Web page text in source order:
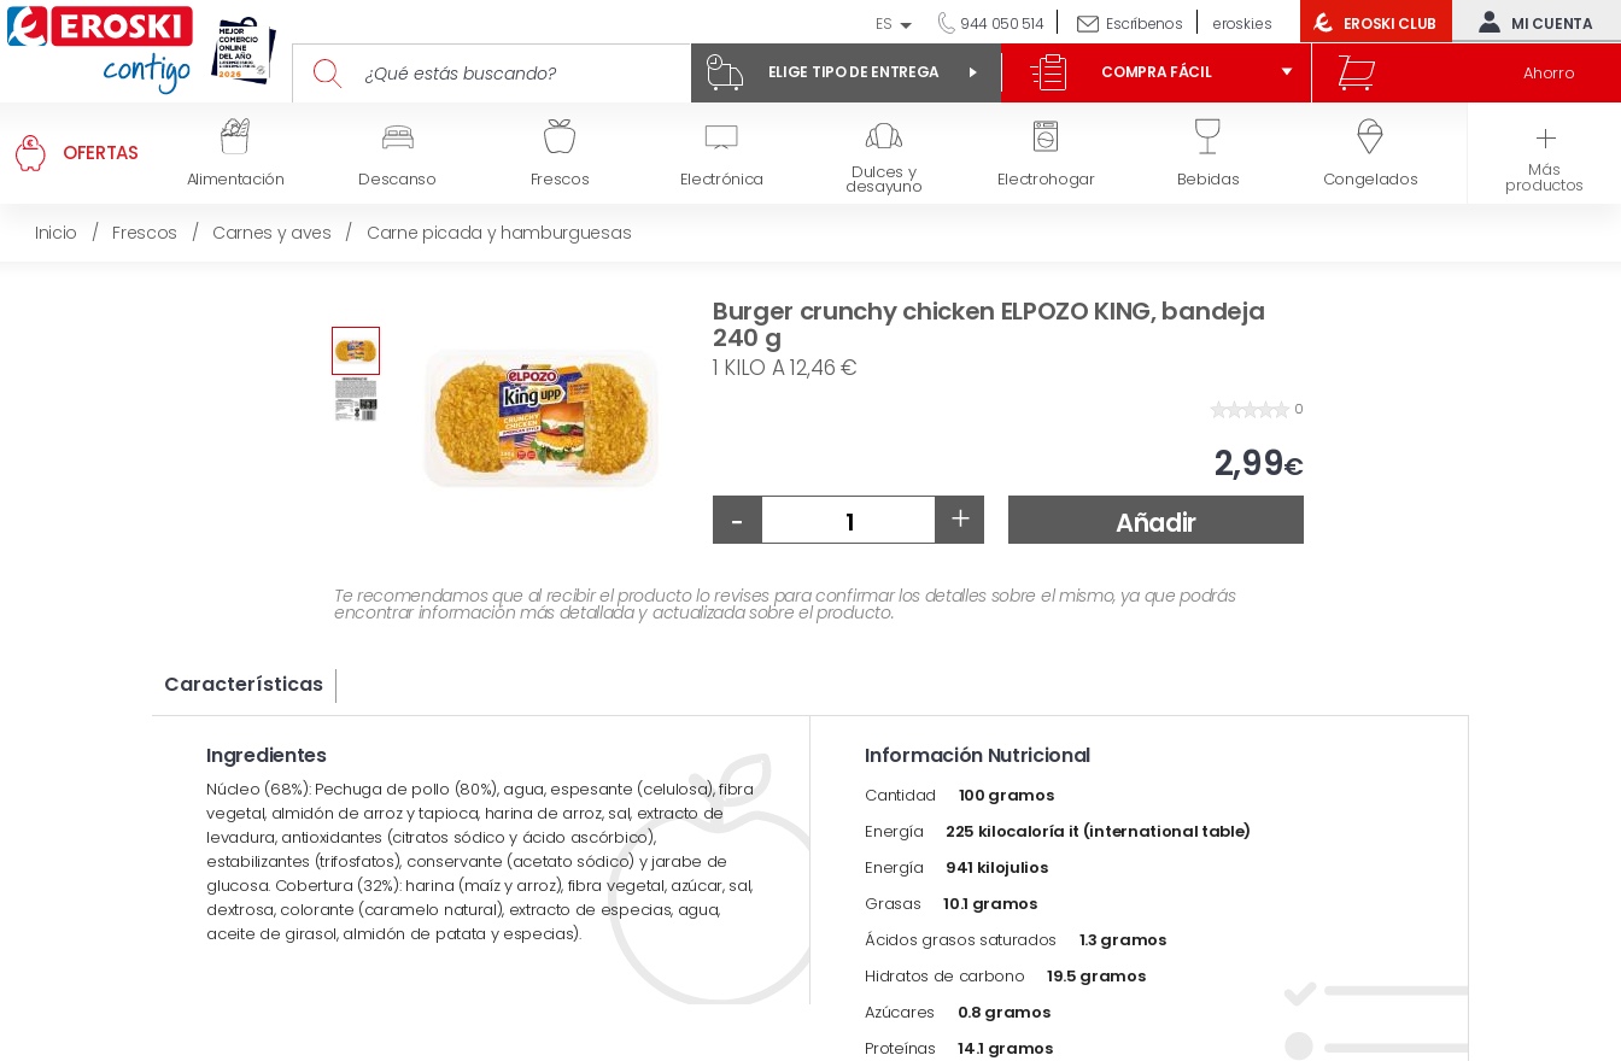
ES 944 050 514 Escríbenos eroski.es EROSKI CLUB MI CUENTA
ELIGE TIPO DE ENTREGA COMPRA FÁCIL Ahorro
OFERTAS
Alimentación Descanso Frescos Electrónica Dulces y
desayuno Electrohogar Bebidas Congelados Higiene y belleza
Más
productos
Inicio / Frescos / Carnes y aves / Carne picada y hamburguesas
Burger crunchy chicken ELPOZO KING, bandeja
240 g
0
2,99€
1 KILO A 12,46 €
- + Añadir
Te recomendamos que al recibir el producto lo revises para confirmar los detalles sobre el mismo, ya que podrás
encontrar información más detallada y actualizada sobre el producto.
Características
Ingredientes
Núcleo (68%): Pechuga de pollo (80%), agua, espesante (celulosa), fibra
vegetal, almidón de arroz y tapioca, harina de arroz, sal, extracto de
levadura, antioxidantes (citratos sódico y ácido ascórbico),
estabilizantes (trifosfatos), conservante (acetato sódico) y jarabe de
glucosa. Cobertura (32%): harina (maíz y arroz), fibra vegetal, azúcar, sal,
dextrosa, colorante (caramelo natural), extracto de especias, agua,
aceite de girasol, almidón de patata y especias).
Información Nutricional
Cantidad
100 gramos
Energía
225 kilocaloría it (international table)
Energía
941 kilojulios
Grasas
10.1 gramos
Ácidos grasos saturados
1.3 gramos
Hidratos de carbono
19.5 gramos
Azúcares
0.8 gramos
Proteínas
14.1 gramos